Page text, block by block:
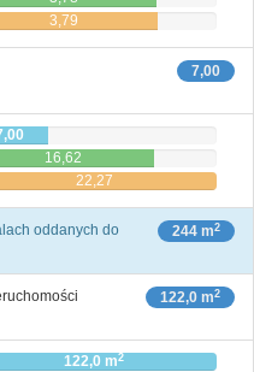
3,79
7,00
16,62
22,27
244 m2
oddanych do
122,0 m2
122,0 m2